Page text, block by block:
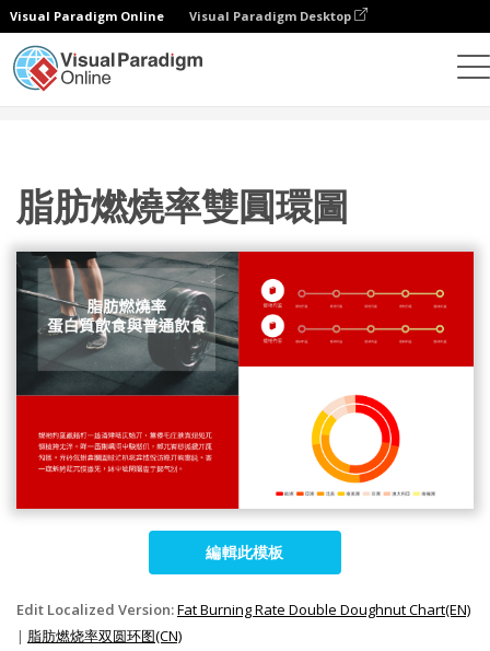
Visual Paradigm Online Visual Paradigm Desktop
脂肪燃燒率雙圓環圖
編輯此模板
Edit Localized Version:Fat Burning Rate Double Doughnut Chart(EN)
| 脂肪燃烧率双圆环图(CN)